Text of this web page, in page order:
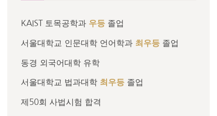
KAIST 토목공학과 우등 졸업
서울대학교 인문대학 언어학과 최우등 졸업
동경 외국어대학 유학
서울대학교 법과대학 최우등 졸업
제50회 사법시험 합격